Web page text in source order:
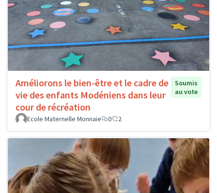
Améliorons le bien-être et le cadre de
vie des enfants Modéniens dans leur
cour de récréation
Soumis
au vote
Ecole Maternelle Monnaie 0 2